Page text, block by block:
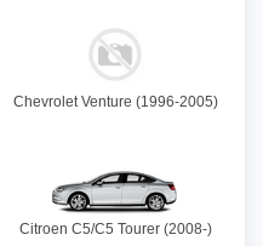
Chevrolet Venture (1996-2005)
Citroen C5/C5 Tourer (2008-)